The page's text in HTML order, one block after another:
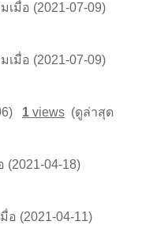
เมื่อ (2021-07-09)
เมื่อ (2021-07-09)
1views(ดูล่าสุด
(2021-04-18)
อ (2021-04-11)